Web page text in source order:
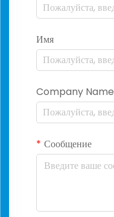
Имя
Company Name
Сообщение